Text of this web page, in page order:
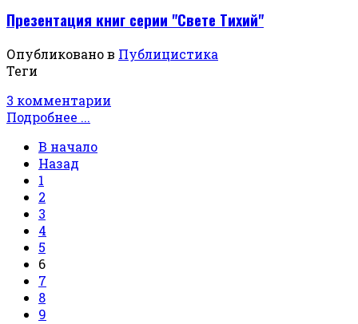
Презентация книг серии "Свете Тихий"
Опубликовано в Публицистика
Теги
3 комментарии
Подробнее ...
В начало
Назад
1
2
3
4
5
6
7
8
9